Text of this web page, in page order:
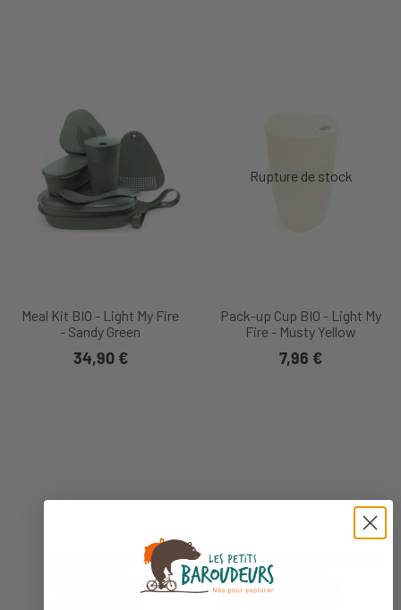
Meal Kit BIO - Light My Fire
- Sandy Green
34,90 €
Pack-up Cup BIO - Light My
Fire - Musty Yellow
7,96 €